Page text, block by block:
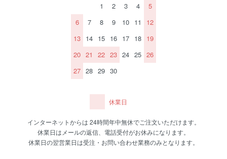
1
2 3 4
5
6
7 8 9 10 11
12
13 14 15 16 17 18 19
20 21 22 23 24 25 26
27 28 29 30
休業日
インターネットからは 24時間年中無休でご注文いただけます。
休業日はメールの返信、電話受付がお休みになります。
休業日の翌営業日は受注・お問い合わせ業務のみとなります。